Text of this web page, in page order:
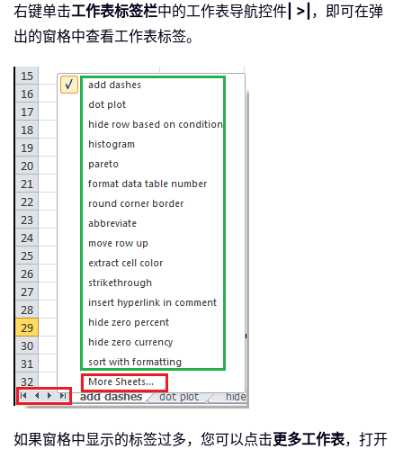
右键单击工作表标签栏中的工作表导航控件 | >| ，即可在弹
出的窗格中查看工作表标签。
如果窗格中显示的标签过多，您可以点击更多工作表，打开